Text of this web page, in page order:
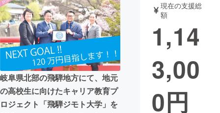
テクノロジー・ガジェット
映像・映画 書籍・雑誌
ビジネス・起業 チャレンジ
まちづくり・地域活性化
岐阜県北部の飛騨地方にて、地元
の高校生に向けたキャリア教育プ
ロジェクト「飛騨ジモト大学」を
現在の支援総
額
1,14
3,00
0円